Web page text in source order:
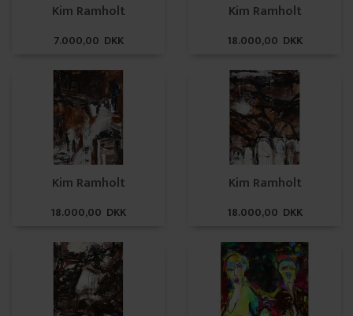
Kim Ramholt
7.000,00 DKK
Kim Ramholt
18.000,00 DKK
Kim Ramholt
18.000,00 DKK
Kim Ramholt
18.000,00 DKK